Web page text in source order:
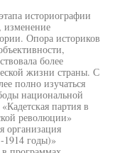
историографии
изменение
Опора историков
более
жизни страны. С
полно изучаться
национальной
партия в
революции»
организация
1914 годы)»